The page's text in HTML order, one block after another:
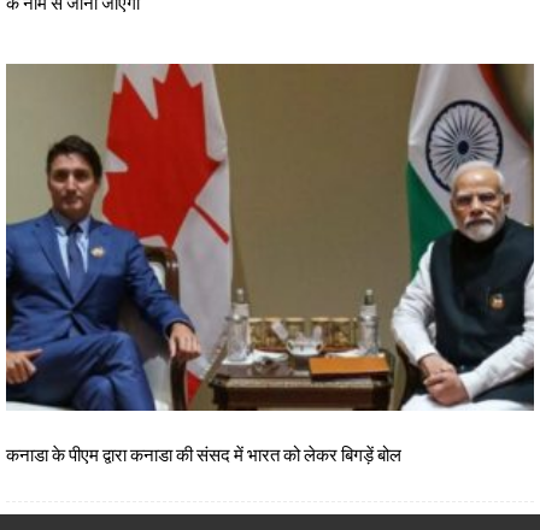
कनाडा के पीएम द्वारा कनाडा की संसद में भारत को लेकर बिगड़ें बोल